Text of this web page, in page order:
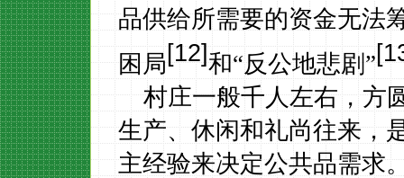
品供给所需要的资金无法
困局[12]和“反公地悲剧”
村庄一般千人左右，方
生产、休闲和礼尚往来，
主经验来决定公共品需求